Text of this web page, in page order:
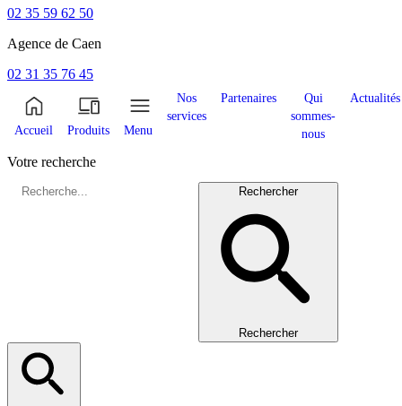
02 35 59 62 50
Agence de Caen
02 31 35 76 45
Accueil Produits Menu
Nos
services
Partenaires
Qui
sommes-
nous
Actualités
Votre recherche
Rechercher
Rechercher